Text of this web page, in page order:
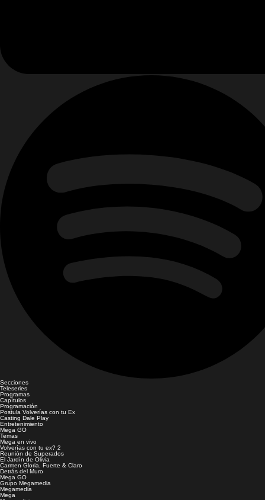
Secciones
Teleseries
Programas
Capítulos
Programación
Postula Volverías con tu Ex
Casting Dale Play
Entretenimiento
Mega GO
Temas
Mega en vivo
Volverías con tu ex? 2
Reunión de Superados
El Jardín de Olivia
Carmen Gloria, Fuerte & Claro
Detrás del Muro
Mega GO
Grupo Megamedia
Megamedia
Mega